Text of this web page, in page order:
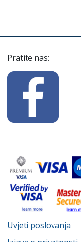
Pratite nas:
Uvjeti poslovanja